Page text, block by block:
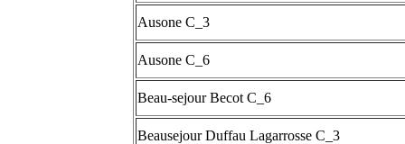
Ausone C_3
Ausone C_6
Beau-sejour Becot C_6
Beausejour Duffau Lagarrosse C_3